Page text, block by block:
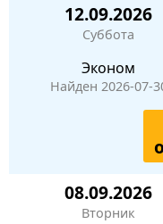
12.09.2026
Суббота
Эконом
Найден 2026-07-
08.09.2026
Вторник